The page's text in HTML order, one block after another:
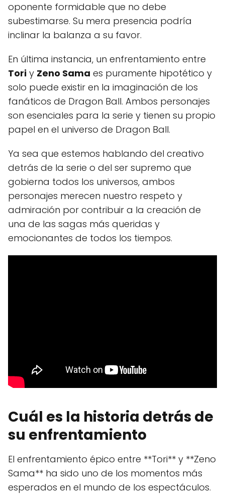
oponente formidable que no debe
subestimarse. Su mera presencia podría
inclinar la balanza a su favor.
En última instancia, un enfrentamiento entre
Tori y Zeno Sama es puramente hipotético y
solo puede existir en la imaginación de los
fanáticos de Dragon Ball. Ambos personajes
son esenciales para la serie y tienen su propio
papel en el universo de Dragon Ball.
Ya sea que estemos hablando del creativo
detrás de la serie o del ser supremo que
gobierna todos los universos, ambos
personajes merecen nuestro respeto y
admiración por contribuir a la creación de
una de las sagas más queridas y
emocionantes de todos los tiempos.
Cuál es la historia detrás de
su enfrentamiento
El enfrentamiento épico entre **Tori** y **Zeno
Sama** ha sido uno de los momentos más
esperados en el mundo de los espectáculos.